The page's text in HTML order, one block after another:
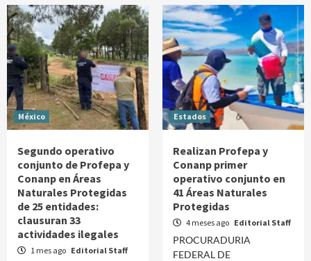
México
Segundo operativo
conjunto de Profepa y
Conanp en Áreas
Naturales Protegidas
de 25 entidades:
clausuran 33
actividades ilegales
1 mes ago Editorial Staff
Estados
Realizan Profepa y
Conanp primer
operativo conjunto en
41 Áreas Naturales
Protegidas
4 meses ago Editorial Staff
PROCURADURIA
FEDERAL DE